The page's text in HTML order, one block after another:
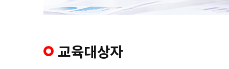
교육대상자